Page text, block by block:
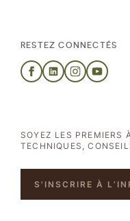
RESTEZ CONNECTÉS
SOYEZ LES PREMIERS
TECHNIQUES,
S'INSCRIRE À